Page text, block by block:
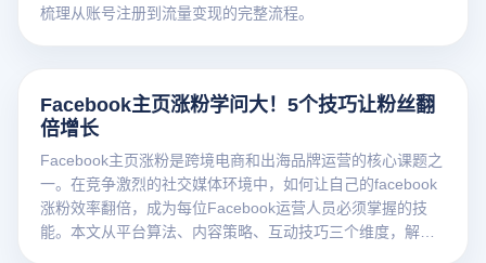
梳理从账号注册到流量变现的完整流程。
Facebook主页涨粉学问大！5个技巧让粉丝翻
倍增长
Facebook主页涨粉是跨境电商和出海品牌运营的核心课题之
一。在竞争激烈的社交媒体环境中，如何让自己的facebook
涨粉效率翻倍，成为每位Facebook运营人员必须掌握的技
能。本文从平台算法、内容策略、互动技巧三个维度，解析